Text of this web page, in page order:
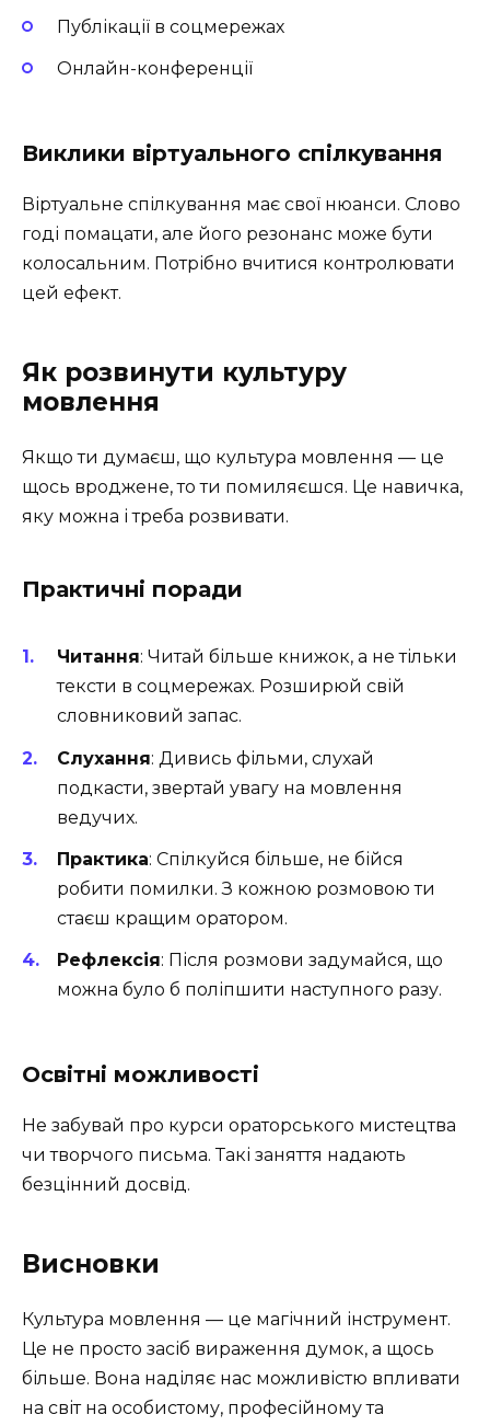
Публікації в соцмережах
Онлайн-конференції
Виклики віртуального спілкування
Віртуальне спілкування має свої нюанси. Слово
годі помацати, але його резонанс може бути
колосальним. Потрібно вчитися контролювати
цей ефект.
Як розвинути культуру
мовлення
Якщо ти думаєш, що культура мовлення — це
щось вроджене, то ти помиляєшся. Це навичка,
яку можна і треба розвивати.
Практичні поради
Читання: Читай більше книжок, а не тільки
тексти в соцмережах. Розширюй свій
словниковий запас.
Слухання: Дивись фільми, слухай
подкасти, звертай увагу на мовлення
ведучих.
Практика: Спілкуйся більше, не бійся
робити помилки. З кожною розмовою ти
стаєш кращим оратором.
Рефлексія: Після розмови задумайся, що
можна було б поліпшити наступного разу.
Освітні можливості
Не забувай про курси ораторського мистецтва
чи творчого письма. Такі заняття надають
безцінний досвід.
Висновки
Культура мовлення — це магічний інструмент.
Це не просто засіб вираження думок, а щось
більше. Вона наділяє нас можливістю впливати
на світ на особистому, професійному та